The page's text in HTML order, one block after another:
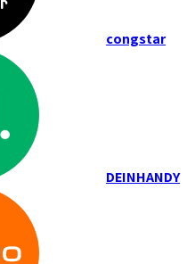
congstar
DEINHANDY